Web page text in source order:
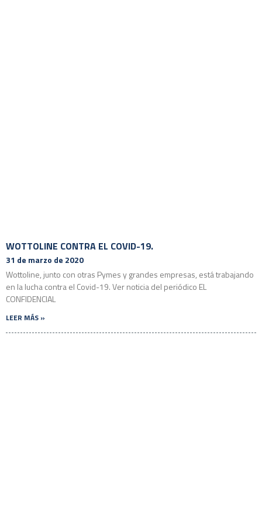
WOTTOLINE CONTRA EL COVID-19.
31 de marzo de 2020
Wottoline, junto con otras Pymes y grandes empresas, está trabajando
en la lucha contra el Covid-19. Ver noticia del periódico EL
CONFIDENCIAL
LEER MÁS »